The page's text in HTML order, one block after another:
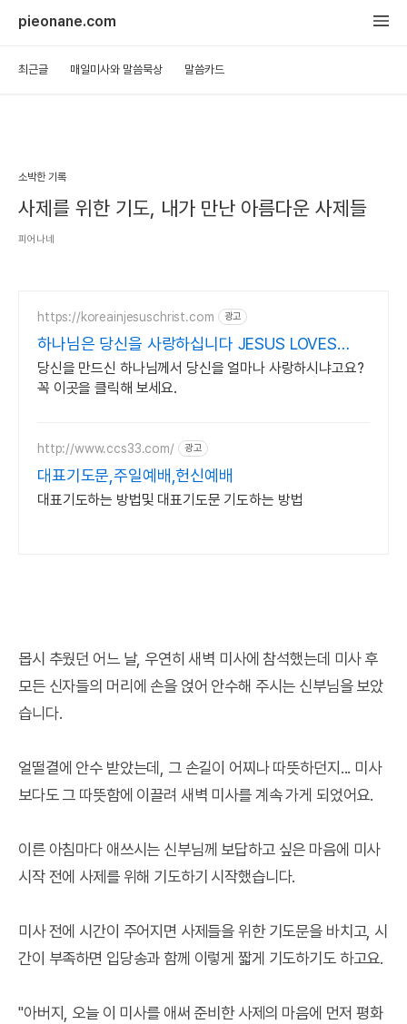
pieonane.com
최근글 매일미사와 말씀묵상 말씀카드
소박한 기록
사제를 위한 기도, 내가 만난 아름다운 사제들
피어나네
https://koreainjesuschrist.com 광고
하나님은 당신을 사랑하십니다 JESUS LOVES
YOU
당신을 만드신 하나님께서 당신을 얼마나 사랑하시냐고요?
꼭 이곳을 클릭해 보세요.
http://www.ccs33.com/ 광고
대표기도문,주일예배,헌신예배
대표기도하는 방법및 대표기도문 기도하는 방법
몹시 추웠던 어느 날, 우연히 새벽 미사에 참석했는데 미사 후
모든 신자들의 머리에 손을 얹어 안수해 주시는 신부님을 보았
습니다.
얼떨결에 안수 받았는데, 그 손길이 어찌나 따뜻하던지... 미사
보다도 그 따뜻함에 이끌려 새벽 미사를 계속 가게 되었어요.
이른 아침마다 애쓰시는 신부님께 보답하고 싶은 마음에 미사
시작 전에 사제를 위해 기도하기 시작했습니다.
미사 전에 시간이 주어지면 사제들을 위한 기도문을 바치고, 시
간이 부족하면 입당송과 함께 이렇게 짧게 기도하기도 하고요.
"아버지, 오늘 이 미사를 애써 준비한 사제의 마음에 먼저 평화